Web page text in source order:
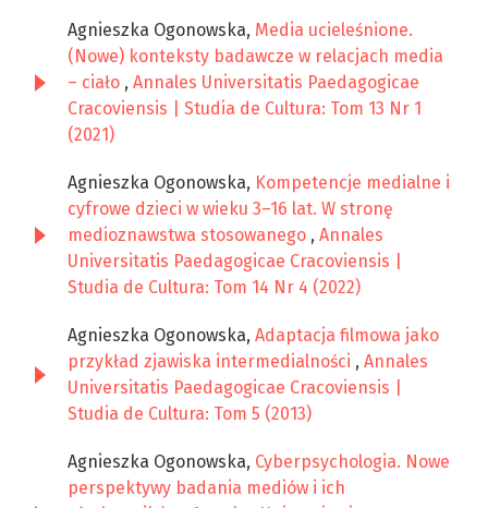
Agnieszka Ogonowska, Media ucieleśnione.
(Nowe) konteksty badawcze w relacjach media
– ciało , Annales Universitatis Paedagogicae
Cracoviensis | Studia de Cultura: Tom 13 Nr 1
(2021)
Agnieszka Ogonowska, Kompetencje medialne i
cyfrowe dzieci w wieku 3–16 lat. W stronę
medioznawstwa stosowanego , Annales
Universitatis Paedagogicae Cracoviensis |
Studia de Cultura: Tom 14 Nr 4 (2022)
Agnieszka Ogonowska, Adaptacja filmowa jako
przykład zjawiska intermedialności , Annales
Universitatis Paedagogicae Cracoviensis |
Studia de Cultura: Tom 5 (2013)
Agnieszka Ogonowska, Cyberpsychologia. Nowe
perspektywy badania mediów i ich